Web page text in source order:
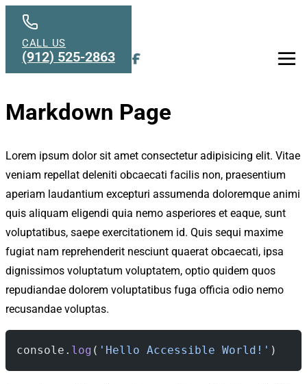
Skip to main content
Markdown Page
Lorem ipsum dolor sit amet consectetur adipisicing elit. Vitae
veniam repellat deleniti obcaecati facilis non, praesentium
aperiam laudantium excepturi assumenda doloremque animi
quis aliquam eligendi quia nemo asperiores et eaque, sunt
voluptatibus, saepe exercitationem id. Quis sequi maxime
fugiat nam reprehenderit nesciunt quaerat obcaecati, ipsa
dignissimos voluptatum voluptatem, optio quidem quos
repudiandae dolorem voluptatibus fuga officia odio nemo
recusandae voluptas.
console. log ( 'Hello Accessible World!' )
CALL US
(912) 525-2863